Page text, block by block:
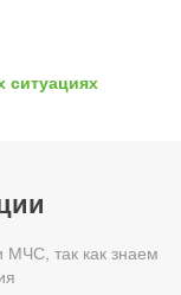
ситуациях
МЧС, так как знаем